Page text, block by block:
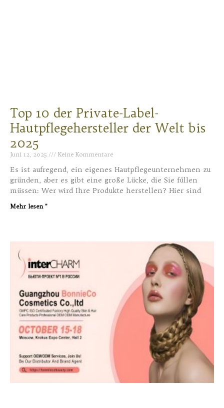
Top 10 der Private-Label-
Hautpflegehersteller der Welt bis
2025
Juni 12, 2025 Keine Kommentare
Es ist aufregend, ein eigenes Hautpflegeunternehmen zu
gründen, aber es gibt eine große Lücke, die Sie füllen
müssen: Wer wird Ihre Produkte herstellen? Hier sind
Mehr lesen "